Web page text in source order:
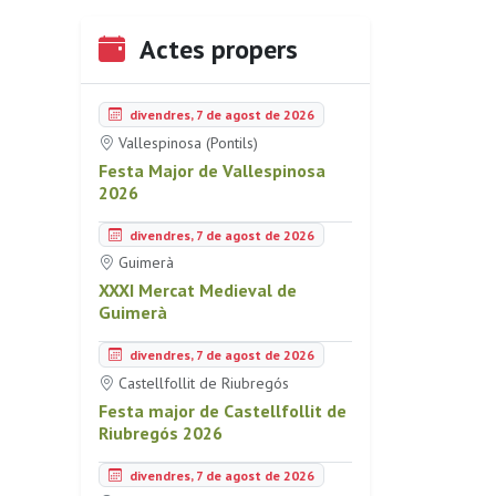
Actes propers
divendres, 7 de agost de 2026
Vallespinosa (Pontils)
Festa Major de Vallespinosa
2026
divendres, 7 de agost de 2026
Guimerà
XXXI Mercat Medieval de
Guimerà
divendres, 7 de agost de 2026
Castellfollit de Riubregós
Festa major de Castellfollit de
Riubregós 2026
divendres, 7 de agost de 2026